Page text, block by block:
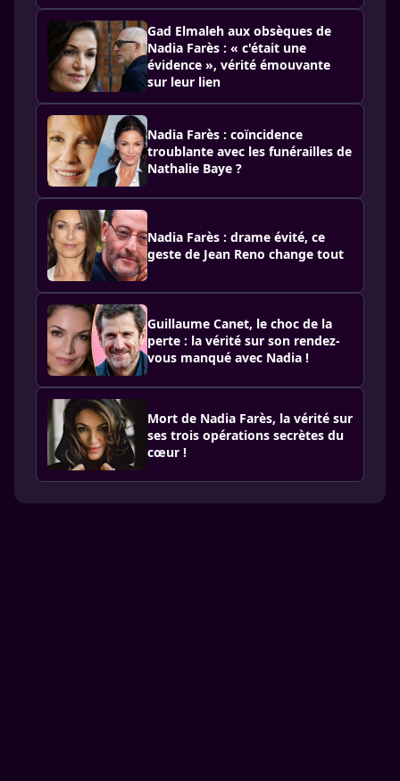
Gad Elmaleh aux obsèques de
Nadia Farès : « c'était une
évidence », vérité émouvante
sur leur lien
Nadia Farès : coïncidence
troublante avec les funérailles de
Nathalie Baye ?
Nadia Farès : drame évité, ce
geste de Jean Reno change tout
Guillaume Canet, le choc de la
perte : la vérité sur son rendez-
vous manqué avec Nadia !
Mort de Nadia Farès, la vérité sur
ses trois opérations secrètes du
cœur !